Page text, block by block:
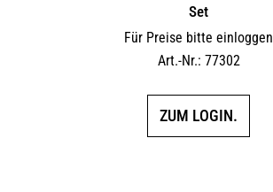
Set
Für Preise bitte einloggen
Art.-Nr.: 77302
ZUM LOGIN.